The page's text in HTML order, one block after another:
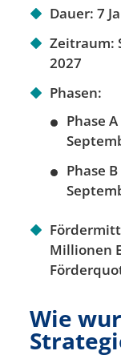
Dauer: 7
Zeitraum:
2027
Phasen:
Phase
Phase
Millionen
Wie